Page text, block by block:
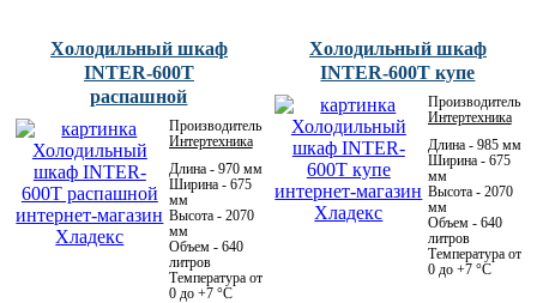
Холодильный шкаф
INTER-600Т
распашной
Производитель:
Интертехника
Длина - 970 мм
Ширина - 675
мм
Высота - 2070
мм
Объем - 640
литров
Температура от
0 до +7 °C
Холодильный шкаф
INTER-600Т купе
Производитель:
Интертехника
Длина - 985 мм
Ширина - 675
мм
Высота - 2070
мм
Объем - 640
литров
Температура от
0 до +7 °C